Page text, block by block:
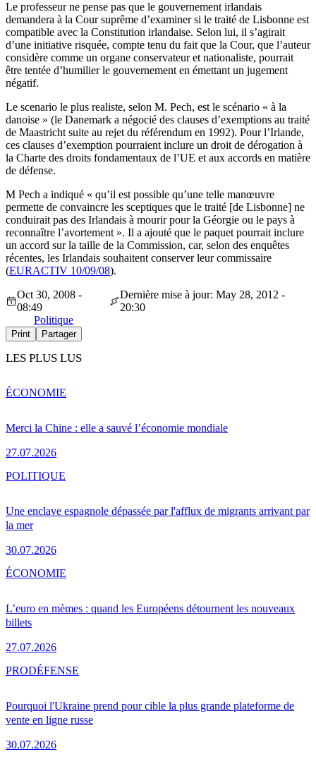
Le professeur ne pense pas que le gouvernement irlandais
demandera à la Cour suprême d’examiner si le traité de Lisbonne est
compatible avec la Constitution irlandaise. Selon lui, il s’agirait
d’une initiative risquée, compte tenu du fait que la Cour, que l’auteur
considère comme un organe conservateur et nationaliste, pourrait
être tentée d’humilier le gouvernement en émettant un jugement
négatif.
Le scenario le plus realiste, selon M. Pech, est le scénario « à la
danoise » (le Danemark a négocié des clauses d’exemptions au traité
de Maastricht suite au rejet du référendum en 1992). Pour l’Irlande,
ces clauses d’exemption pourraient inclure un droit de dérogation à
la Charte des droits fondamentaux de l’UE et aux accords en matière
de défense.
M Pech a indiqué « qu’il est possible qu’une telle manœuvre
permette de convaincre les sceptiques que le traité [de Lisbonne] ne
conduirait pas des Irlandais à mourir pour la Géorgie ou le pays à
reconnaître l’avortement ». Il a ajouté que le paquet pourrait inclure
un accord sur la taille de la Commission, car, selon des enquêtes
récentes, les Irlandais souhaitent conserver leur commissaire
(EURACTIV 10/09/08).
Oct 30, 2008 -
08:49
Dernière mise à jour: May 28, 2012 -
20:30
Politique
Print Partager
LES PLUS LUS
Merci la Chine : elle a sauvé l’économie mondiale
27.07.2026
ÉCONOMIE
Une enclave espagnole dépassée par l'afflux de migrants arrivant par
la mer
30.07.2026
POLITIQUE
L’euro en mèmes : quand les Européens détournent les nouveaux
billets
27.07.2026
ÉCONOMIE
Pourquoi l'Ukraine prend pour cible la plus grande plateforme de
vente en ligne russe
30.07.2026
PRODÉFENSE